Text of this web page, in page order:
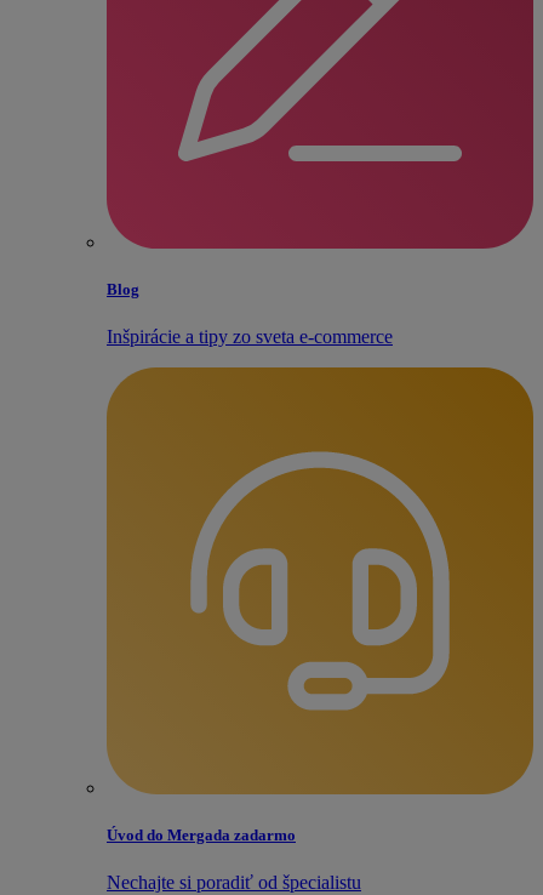
Blog
Inšpirácie a tipy zo sveta e‑commerce
Úvod do Mergada zadarmo
Nechajte si poradiť od špecialistu